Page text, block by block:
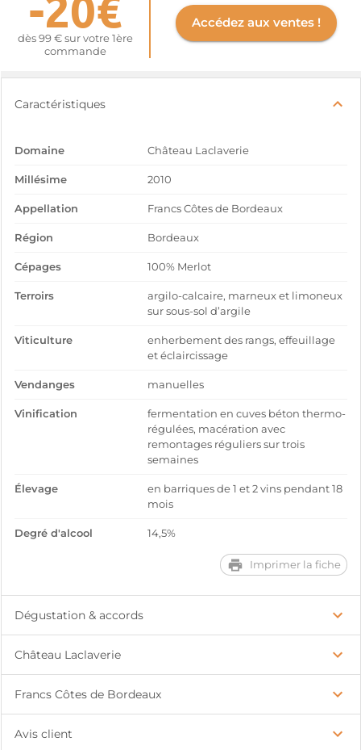
dès 99 € sur votre 1ère
commande
Accédez aux ventes !
Caractéristiques
Domaine Château Laclaverie
Millésime 2010
Appellation Francs Côtes de Bordeaux
Région Bordeaux
Cépages 100% Merlot
Terroirs
argilo-calcaire, marneux et limoneux
sur sous-sol d’argile
Viticulture
enherbement des rangs, effeuillage
et éclaircissage
Vendanges manuelles
Vinification
fermentation en cuves béton thermo-
régulées, macération avec
remontages réguliers sur trois
semaines
Élevage
en barriques de 1 et 2 vins pendant 18
mois
Degré d'alcool 14,5%
Imprimer la fiche
Dégustation & accords
Château Laclaverie
Francs Côtes de Bordeaux
Avis client